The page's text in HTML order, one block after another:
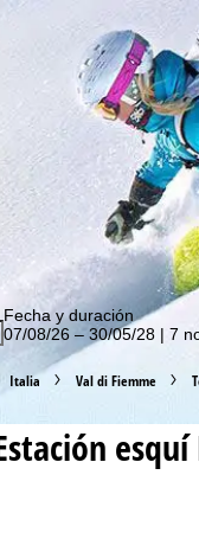
de nuestras
Fecha y duración
07/08/26 – 30/05/28 | 7
Italia Val di Fiemme
esquí